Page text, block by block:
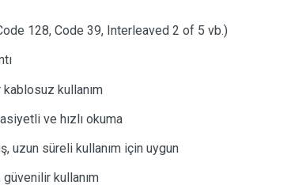
128, Code 39, Interleaved 2 of 5 vb.)
kullanım
ve hızlı okuma
uzun süreli kullanım için uygun
güvenilir kullanım